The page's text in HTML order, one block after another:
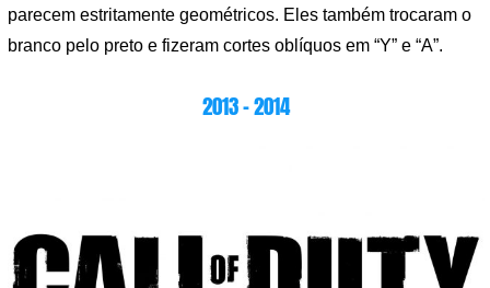
parecem estritamente geométricos. Eles também trocaram o
branco pelo preto e fizeram cortes oblíquos em “Y” e “A”.
2013 – 2014